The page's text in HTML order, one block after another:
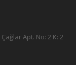
Apt. No: 2 K: 2